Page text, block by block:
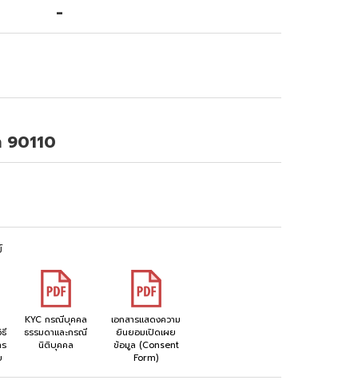
-
90110
KYC กรณีบุคคล
ธรรมดาและกรณี
นิติบุคคล
เอกสารแสดงความ
ยินยอมเปิดเผย
ข้อมูล (Consent
Form)